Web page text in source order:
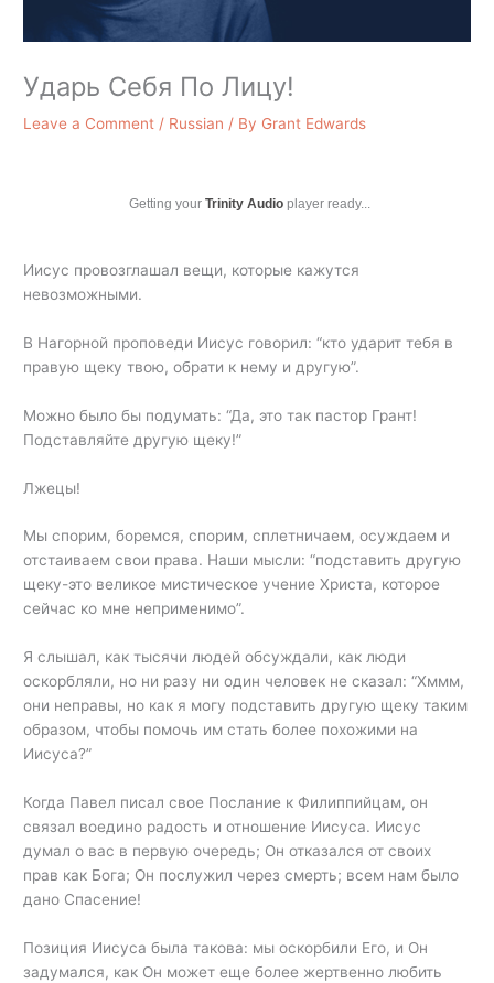
Ударь Себя По Лицу!
Leave a Comment / Russian / By Grant Edwards
Getting your Trinity Audioplayer ready...
Иисус провозглашал вещи, которые кажутся
невозможными.
В Нагорной проповеди Иисус говорил: “кто ударит тебя в
правую щеку твою, обрати к нему и другую”.
Можно было бы подумать: “Да, это так пастор Грант!
Подставляйте другую щеку!”
Лжецы!
Мы спорим, боремся, спорим, сплетничаем, осуждаем и
отстаиваем свои права. Наши мысли: “подставить другую
щеку-это великое мистическое учение Христа, которое
сейчас ко мне неприменимо”.
Я слышал, как тысячи людей обсуждали, как люди
оскорбляли, но ни разу ни один человек не сказал: “Хммм,
они неправы, но как я могу подставить другую щеку таким
образом, чтобы помочь им стать более похожими на
Иисуса?”
Когда Павел писал свое Послание к Филиппийцам, он
связал воедино радость и отношение Иисуса. Иисус
думал о вас в первую очередь; Он отказался от своих
прав как Бога; Он послужил через смерть; всем нам было
дано Спасение!
Позиция Иисуса была такова: мы оскорбили Его, и Он
задумался, как Он может еще более жертвенно любить